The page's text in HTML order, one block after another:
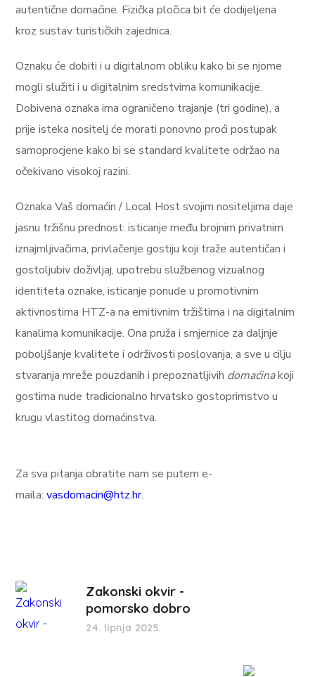
autentične domaćine. Fizička pločica bit će dodijeljena
kroz sustav turističkih zajednica.
Oznaku će dobiti i u digitalnom obliku kako bi se njome
mogli služiti i u digitalnim sredstvima komunikacije.
Dobivena oznaka ima ograničeno trajanje (tri godine), a
prije isteka nositelj će morati ponovno proći postupak
samoprocjene kako bi se standard kvalitete održao na
očekivano visokoj razini.
Oznaka Vaš domaćin / Local Host svojim nositeljima daje
jasnu tržišnu prednost: isticanje među brojnim privatnim
iznajmljivačima, privlačenje gostiju koji traže autentičan i
gostoljubiv doživljaj, upotrebu službenog vizualnog
identiteta oznake, isticanje ponude u promotivnim
aktivnostima HTZ-a na emitivnim tržištima i na digitalnim
kanalima komunikacije. Ona pruža i smjernice za daljnje
poboljšanje kvalitete i održivosti poslovanja, a sve u cilju
stvaranja mreže pouzdanih i prepoznatljivih domaćinakoji
gostima nude tradicionalno hrvatsko gostoprimstvo u
krugu vlastitog domaćinstva.
Za sva pitanja obratite nam se putem e-
maila:vasdomacin@htz.hr.
Zakonski okvir -
pomorsko dobro
24. lipnja 2025.